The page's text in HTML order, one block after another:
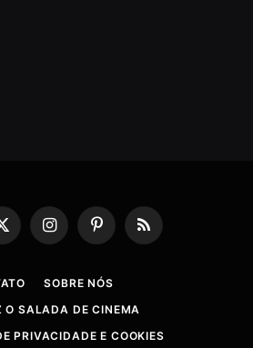
X
InstagramPinterestRSS
SOBRE NÓS
O SALADA DE CINEMA
PRIVACIDADE E COOKIES